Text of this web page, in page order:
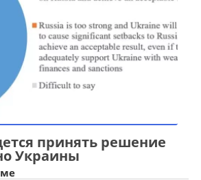
принять решение
Украины